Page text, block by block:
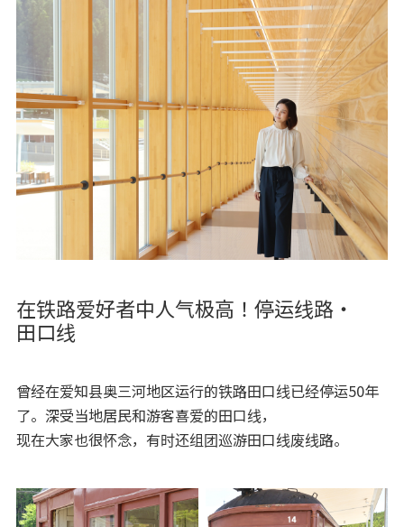
在铁路爱好者中人气极高！停运线路・
田口线
曾经在爱知县奥三河地区运行的铁路田口线已经停运50年
了。深受当地居民和游客喜爱的田口线，
现在大家也很怀念，有时还组团巡游田口线废线路。